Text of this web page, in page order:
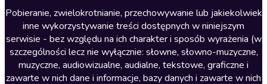
Literatura anglojęzyczna
Literatura faktu
Literatura obyczajowa
Literatura piękna obca
Pobieranie, zwielokrotnianie, przechowywanie lub jakiekolwiek
inne wykorzystywanie treści dostępnych w niniejszym
serwisie - bez względu na ich charakter i sposób wyrażenia (w
szczególności lecz nie wyłącznie: słowne, słowno-muzyczne,
muzyczne, audiowizualne, audialne, tekstowe, graficzne i
zawarte w nich dane i informacje, bazy danych i zawarte w nich